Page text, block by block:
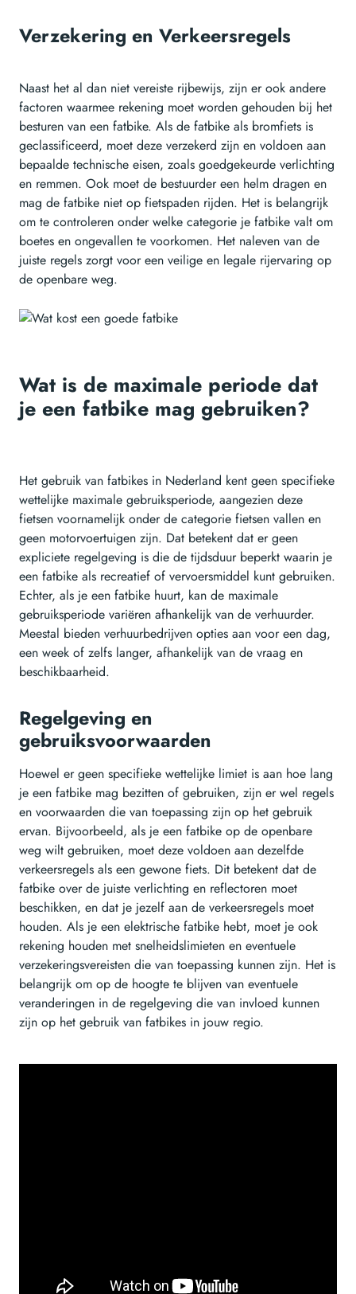
Verzekering en Verkeersregels
Naast het al dan niet vereiste rijbewijs, zijn er ook andere
factoren waarmee rekening moet worden gehouden bij het
besturen van een fatbike. Als de fatbike als bromfiets is
geclassificeerd, moet deze verzekerd zijn en voldoen aan
bepaalde technische eisen, zoals goedgekeurde verlichting
en remmen. Ook moet de bestuurder een helm dragen en
mag de fatbike niet op fietspaden rijden. Het is belangrijk
om te controleren onder welke categorie je fatbike valt om
boetes en ongevallen te voorkomen. Het naleven van de
juiste regels zorgt voor een veilige en legale rijervaring op
de openbare weg.
Wat is de maximale periode dat
je een fatbike mag gebruiken?
Het gebruik van fatbikes in Nederland kent geen specifieke
wettelijke maximale gebruiksperiode, aangezien deze
fietsen voornamelijk onder de categorie fietsen vallen en
geen motorvoertuigen zijn. Dat betekent dat er geen
expliciete regelgeving is die de tijdsduur beperkt waarin je
een fatbike als recreatief of vervoersmiddel kunt gebruiken.
Echter, als je een fatbike huurt, kan de maximale
gebruiksperiode variëren afhankelijk van de verhuurder.
Meestal bieden verhuurbedrijven opties aan voor een dag,
een week of zelfs langer, afhankelijk van de vraag en
beschikbaarheid.
Regelgeving en
gebruiksvoorwaarden
Hoewel er geen specifieke wettelijke limiet is aan hoe lang
je een fatbike mag bezitten of gebruiken, zijn er wel regels
en voorwaarden die van toepassing zijn op het gebruik
ervan. Bijvoorbeeld, als je een fatbike op de openbare
weg wilt gebruiken, moet deze voldoen aan dezelfde
verkeersregels als een gewone fiets. Dit betekent dat de
fatbike over de juiste verlichting en reflectoren moet
beschikken, en dat je jezelf aan de verkeersregels moet
houden. Als je een elektrische fatbike hebt, moet je ook
rekening houden met snelheidslimieten en eventuele
verzekeringsvereisten die van toepassing kunnen zijn. Het is
belangrijk om op de hoogte te blijven van eventuele
veranderingen in de regelgeving die van invloed kunnen
zijn op het gebruik van fatbikes in jouw regio.